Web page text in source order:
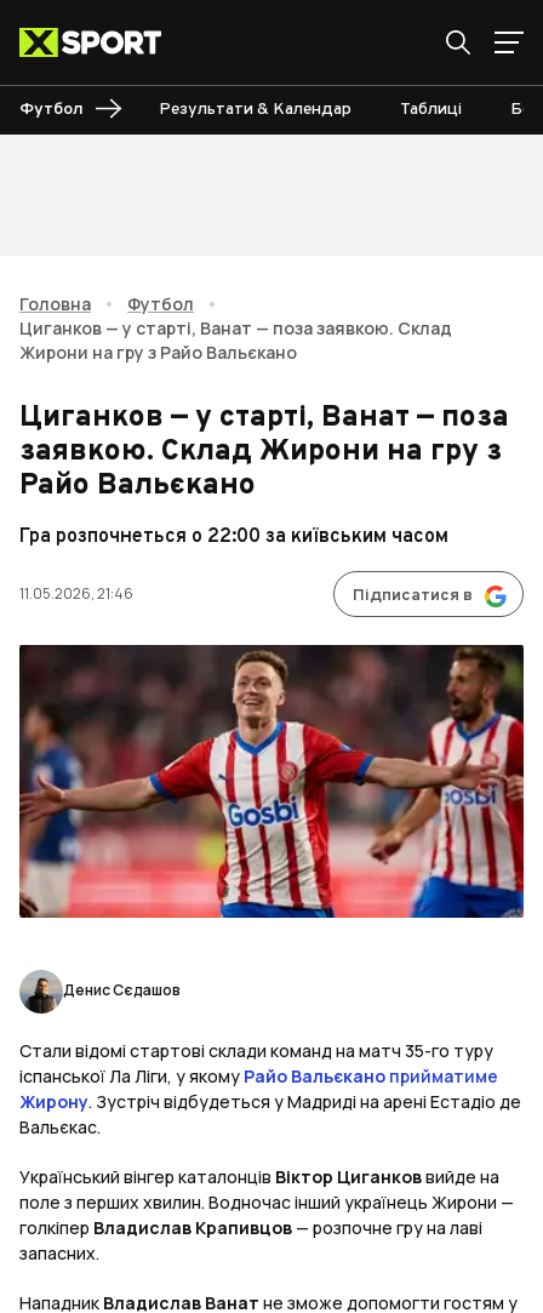
Футбол Результати & Календар Таблиці
Головна • Футбол
•
Циганков — у старті, Ванат — поза заявкою. Склад
Жирони на гру з Райо Вальєкано
Циганков — у старті, Ванат — поза
заявкою. Склад Жирони на гру з
Райо Вальєкано
Гра розпочнеться о 22:00 за київським часом
11.05.2026, 21:46 Підписатися в
Денис Сєдашов
Стали відомі стартові склади команд на матч 35-го туру
іспанської Ла Ліги, у якому Райо Вальєкано прийматиме
Жирону. Зустріч відбудеться у Мадриді на арені Естадіо де
Вальєкас.
Український вінгер каталонців Віктор Циганковвийде на
поле з перших хвилин. Водночас інший українець Жирони —
голкіпер Владислав Крапивцов — розпочне гру на лаві
запасних.
Нападник Владислав Ванат не зможе допомогти гостям у